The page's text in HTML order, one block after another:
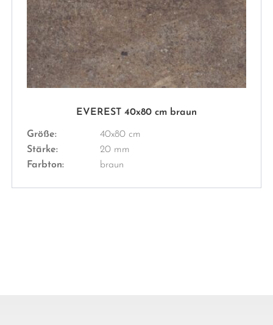
EVEREST 40x80 cm braun
Größe:
40x80 cm
Stärke:
20 mm
Farbton:
braun